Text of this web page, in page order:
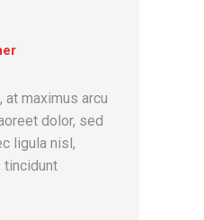
maximus arcu
dolor, sed
ligula nisl,
tincidunt